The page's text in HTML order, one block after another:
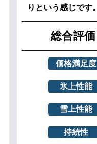
りという感じです。
総合評価
価格満足度
氷上性能
雪上性能
持続性